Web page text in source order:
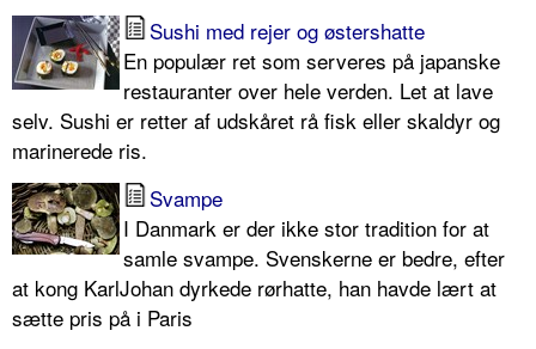
Sushi med rejer og østershatte
En populær ret som serveres på japanske
restauranter over hele verden. Let at lave
selv. Sushi er retter af udskåret rå fisk eller skaldyr og
marinerede ris.
Svampe
I Danmark er der ikke stor tradition for at
samle svampe. Svenskerne er bedre, efter
at kong KarlJohan dyrkede rørhatte, han havde lært at
sætte pris på i Paris